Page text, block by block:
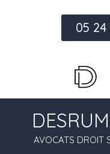
05 24
AVOCATS DROIT